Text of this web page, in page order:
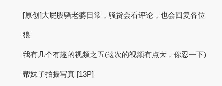
[原创]大屁股骚老婆日常，骚货会看评论，也会回复各位
狼
我有几个有趣的视频之五(这次的视频有点大，你忍一下)
帮妹子拍摄写真 [13P]